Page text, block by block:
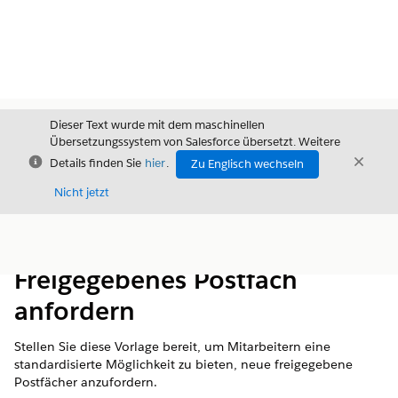
Schließen
Dieser Text wurde mit dem maschinellen
Übersetzungssystem von Salesforce übersetzt. Weitere
Details finden Sie hier.
Zu Englisch wechseln
Nicht jetzt
Freigegebenes Postfach
anfordern
Stellen Sie diese Vorlage bereit, um Mitarbeitern eine
standardisierte Möglichkeit zu bieten, neue freigegebene
Postfächer anzufordern.